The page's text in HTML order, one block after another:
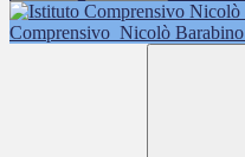
Comprensivo Nicolò Barabino